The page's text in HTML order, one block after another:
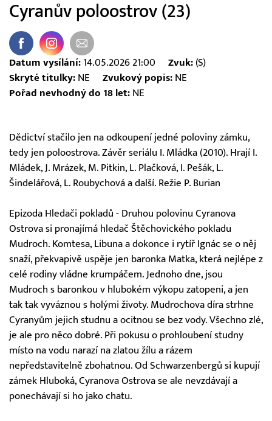
Cyranův poloostrov (23)
Datum vysílání: 14.05.2026 21:00 Zvuk:(S)
Skryté titulky: NE Zvukový popis:NE
Pořad nevhodný do 18 let: NE
Dědictví stačilo jen na odkoupení jedné poloviny zámku,
tedy jen poloostrova. Závěr seriálu I. Mládka (2010). Hrají I.
Mládek, J. Mrázek, M. Pitkin, L. Plačková, I. Pešák, L.
Šindelářová, L. Roubychová a další. Režie P. Burian
Epizoda Hledači pokladů - Druhou polovinu Cyranova
Ostrova si pronajímá hledač Štěchovického pokladu
Mudroch. Komtesa, Libuna a dokonce i rytíř Ignác se o něj
snaží, překvapivě uspěje jen baronka Matka, která nejlépe z
celé rodiny vládne krumpáčem. Jednoho dne, jsou
Mudroch s baronkou v hlubokém výkopu zatopeni, a jen
tak tak vyváznou s holými životy. Mudrochova díra strhne
Cyranyům jejich studnu a ocitnou se bez vody. Všechno zlé,
je ale pro něco dobré. Při pokusu o prohloubení studny
místo na vodu narazí na zlatou žílu a rázem
nepředstavitelně zbohatnou. Od Schwarzenbergů si kupují
zámek Hluboká, Cyranova Ostrova se ale nevzdávají a
ponechávají si ho jako chatu.